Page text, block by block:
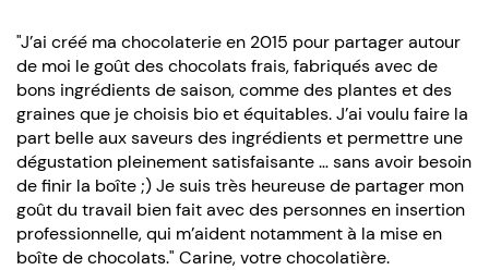
"J’ai créé ma chocolaterie en 2015 pour partager autour
de moi le goût des chocolats frais, fabriqués avec de
bons ingrédients de saison, comme des plantes et des
graines que je choisis bio et équitables. J’ai voulu faire la
part belle aux saveurs des ingrédients et permettre une
dégustation pleinement satisfaisante … sans avoir besoin
de finir la boîte ;) Je suis très heureuse de partager mon
goût du travail bien fait avec des personnes en insertion
professionnelle, qui m’aident notamment à la mise en
boîte de chocolats." Carine, votre chocolatière.